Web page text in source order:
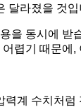
라졌을 것
을 동시에
렵기 때문
계 수치처